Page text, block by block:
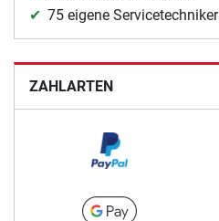
75 eigene Servicetechniker
ZAHLARTEN